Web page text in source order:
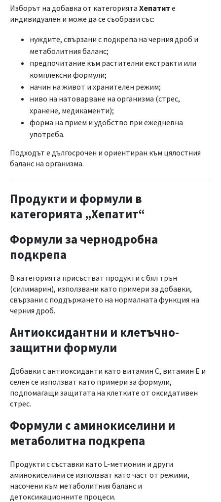
Изборът на добавка от категорията Хепатит е
индивидуален и може да се съобрази със:
нуждите, свързани с подкрепа на черния дроб и
метаболитния баланс;
предпочитание към растителни екстракти или
комплексни формули;
начин на живот и хранителен режим;
ниво на натоварване на организма (стрес,
хранене, медикаменти);
форма на прием и удобство при ежедневна
употреба.
Подходът е дългосрочен и ориентиран към цялостния
баланс на организма.
Продукти и формули в
категорията „Хепатит“
Формули за чернодробна
подкрепа
В категорията присъстват продукти с бял трън
(силимарин), използвани като примери за добавки,
свързани с поддържането на нормалната функция на
черния дроб.
Антиоксидантни и клетъчно-
защитни формули
Добавки с антиоксиданти като витамин C, витамин E и
селен се използват като примери за формули,
подпомагащи защитата на клетките от оксидативен
стрес.
Формули с аминокиселини и
метаболитна подкрепа
Продукти с съставки като L-метионин и други
аминокиселини се използват като част от режими,
насочени към метаболитния баланс и
детоксикационните процеси.